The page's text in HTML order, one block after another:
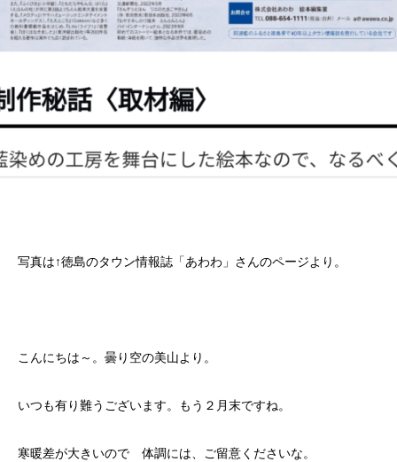
写真は↑徳島のタウン情報誌「あわわ」さんのページより。
こんにちは～。曇り空の美山より。
いつも有り難うございます。もう２月末ですね。
寒暖差が大きいので 体調には、ご留意くださいな。